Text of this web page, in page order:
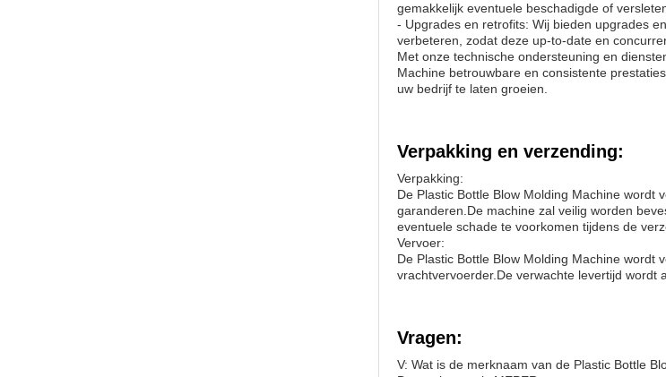
gemakkelijk eventuele beschadigde of
- Upgrades en retrofits: Wij bieden upgrades
verbeteren, zodat deze up-to-date en
Met onze technische ondersteuning en
Machine betrouwbare en consistente
uw bedrijf te laten groeien.
Verpakking en verzending:
Verpakking:
De Plastic Bottle Blow Molding Machine wordt
garanderen.De machine zal veilig worden
eventuele schade te voorkomen tijdens de
Vervoer:
De Plastic Bottle Blow Molding Machine wordt
vrachtvervoerder.De verwachte levertijd wordt
Vragen:
V: Wat is de merknaam van de Plastic Bottle